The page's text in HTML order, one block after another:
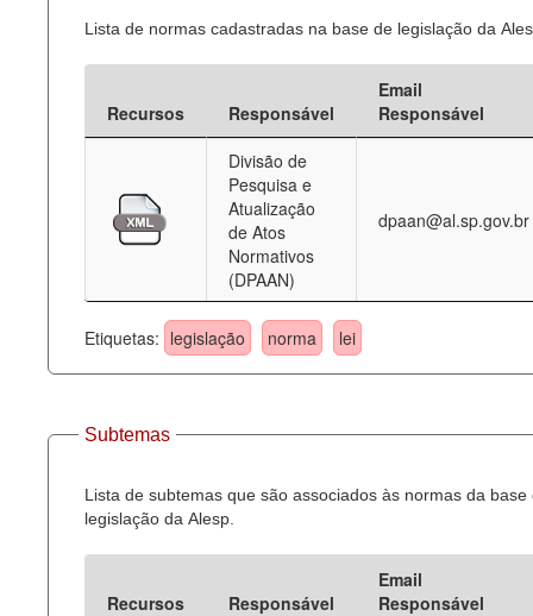
Lista de normas cadastradas na base de legislação da
Recursos Responsável
Email
Responsável
Divisão de
Pesquisa e
Atualização
de Atos
Normativos
(DPAAN)
dpaan@al.sp.gov.br
Etiquetas: legislação norma lei
Subtemas
Lista de subtemas que são associados às normas da base
legislação da Alesp.
Recursos Responsável
Email
Responsável